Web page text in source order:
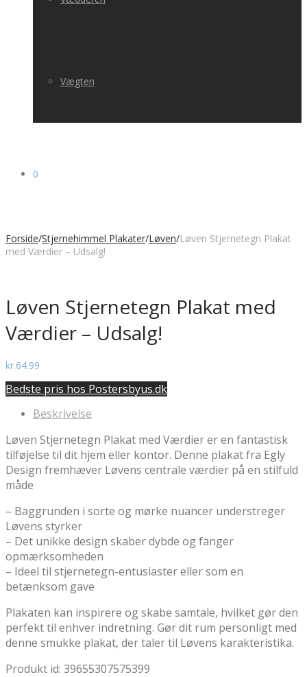
Vægten
0
Forside/Stjernehimmel Plakater/Løven/Løven Stjernetegn Plakat
med Værdier – Udsalg!
Løven Stjernetegn Plakat med
Værdier – Udsalg!
kr.64.99
Bedste pris hos Postersbyus.dk
Beskrivelse
Løven Stjernetegn Plakat med Værdier er en fantastisk
tilføjelse til dit hjem eller kontor. Denne plakat fra Egly
Design fremhæver Løvens centrale værdier på en stilfuld
måde
– Baggrunden i sorte og mørke nuancer understreger
Løvens styrker
– Det unikke design skaber dybde og fanger
opmærksomheden
– Ideel til stjernetegn-entusiaster eller som en
betænksom gave
Plakaten kan inspirere og skabe samtale, hvilket gør den
perfekt til enhver indretning. Gør dit rum personligt med
denne smukke plakat, der taler til Løvens karakteristika.
Produkt id: 39655307575399